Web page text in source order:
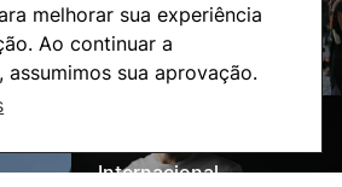
melhorar sua experiência
Ao continuar a
assumimos sua aprovação.
Internacional